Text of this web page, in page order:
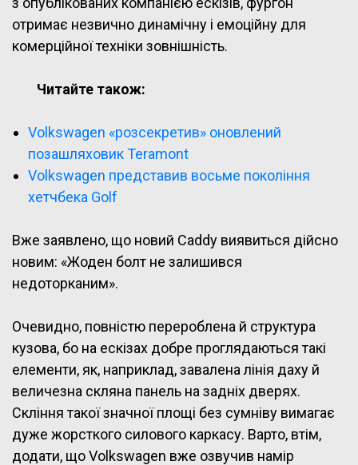
отримає незвично динамічну і емоційну для
комерційної техніки зовнішність.
Читайте також:
Volkswagen «розсекретив» оновлений
позашляховик Teramont
Volkswagen представив восьме покоління
хетчбека Golf
Вже заявлено, що новий Caddy виявиться дійсно
новим: «Жоден болт не залишився
недоторканим».
Очевидно, повністю перероблена й структура
кузова, бо на ескізах добре проглядаються такі
елементи, як, наприклад, завалена лінія даху й
величезна скляна панель на задніх дверях.
Скління такої значної площі без сумніву вимагає
дуже жорсткого силового каркасу. Варто, втім,
додати, що Volkswagen вже озвучив намір